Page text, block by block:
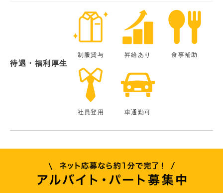
待遇・福利厚生
制服貸与 昇給あり 食事補助
社員登用 車通勤可